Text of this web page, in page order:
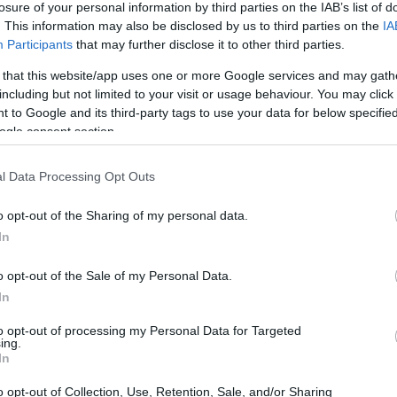
of your personal information by third parties on the IAB’s list of
This information may also be disclosed by us to third parties on the
Participants that may further disclose it to other third parties.
that this website/app uses one or more Google services and may
but not limited to your visit or usage behaviour. You may
to Google and its third-party tags to use your data for below
consent section.
Data Processing Opt Outs
opt-out of the Sharing of my personal data.
opt-out of the Sale of my Personal Data.
opt-out of processing my Personal Data for Targeted
opt-out of Collection, Use, Retention, Sale, and/or Sharing
Interjú Lemezkritika Filmkritika Kultsarok
PODCASTJAI ITT!
FRISS MAGYAR ZENÉK HETENTE!
HAZAI LEMEZEK.
HÁTTÉRBEN IS KÖZÉPPONTBAN.
SOROZATOK.
de olyan is van, akinél fiúbandák slágereire indul be a
újságíróink mesélik el, hogy milyen zenék szólnak náluk
először a…